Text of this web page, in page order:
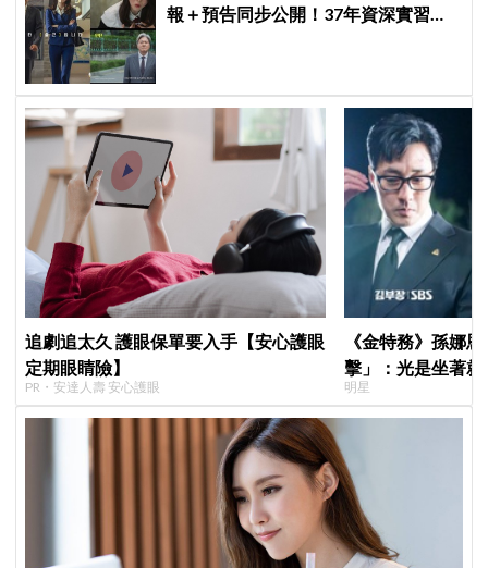
報＋預告同步公開！37年資深實習生
追劇追太久 護眼保單要入手【安心護眼
定期眼睛險】
PR・安達人壽 安心護眼
《金特務》孫娜
擊」：光是坐著
明星